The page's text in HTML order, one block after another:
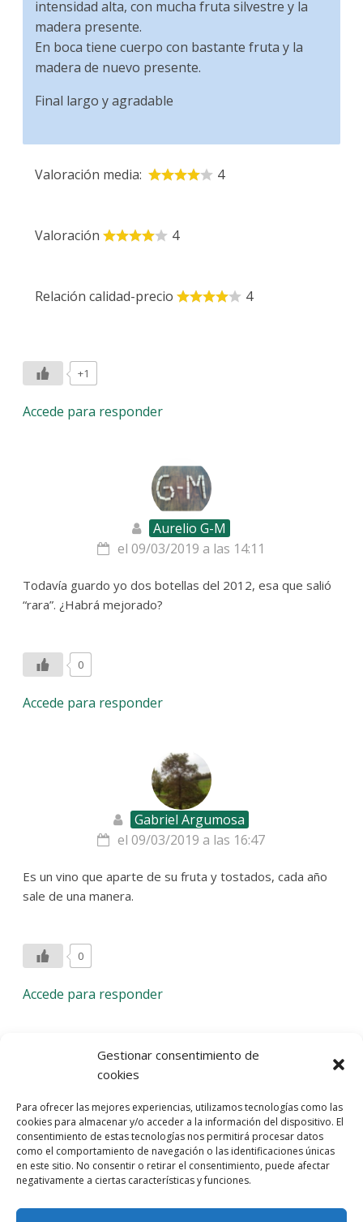
Gestionar consentimiento de
cookies
Para ofrecer las mejores experiencias, utilizamos tecnologías como las
cookies para almacenar y/o acceder a la información del dispositivo. El
consentimiento de estas tecnologías nos permitirá procesar datos
como el comportamiento de navegación o las identificaciones únicas
en este sitio. No consentir o retirar el consentimiento, puede afectar
negativamente a ciertas características y funciones.
intensidad alta, con mucha fruta silvestre y la
madera presente.
En boca tiene cuerpo con bastante fruta y la
madera de nuevo presente.
Final largo y agradable
Valoración media: 4
Valoración 4
Relación calidad-precio 4
+1
Accede para responder
Aurelio G-M
el 09/03/2019 a las 14:11
Todavía guardo yo dos botellas del 2012, esa que salió
“rara”. ¿Habrá mejorado?
0
Accede para responder
Gabriel Argumosa
el 09/03/2019 a las 16:47
Es un vino que aparte de su fruta y tostados, cada año
sale de una manera.
0
Accede para responder
Deja una respuesta
comentario.
Entra con tu red social
He leído y acepto laPolítica de Privacidad